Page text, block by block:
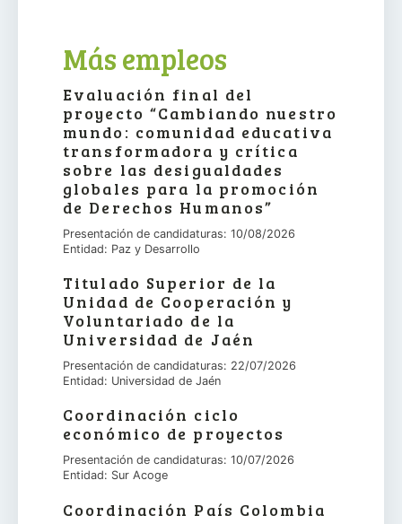
Más empleos
Evaluación final del
proyecto “Cambiando nuestro
mundo: comunidad educativa
transformadora y crítica
sobre las desigualdades
globales para la promoción
de Derechos Humanos”
Presentación de candidaturas: 10/08/2026
Entidad: Paz y Desarrollo
Titulado Superior de la
Unidad de Cooperación y
Voluntariado de la
Universidad de Jaén
Presentación de candidaturas: 22/07/2026
Entidad: Universidad de Jaén
Coordinación ciclo
económico de proyectos
Presentación de candidaturas: 10/07/2026
Entidad: Sur Acoge
Coordinación País Colombia